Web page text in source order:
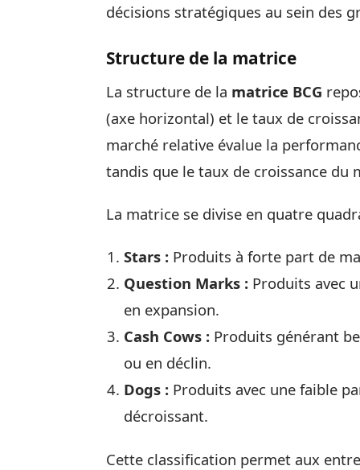
décisions stratégiques au sein des
Structure de la matrice
La structure de la matrice BCG
(axe horizontal) et le taux de
marché relative évalue la
tandis que le taux de croissance du
La matrice se divise en quatre
Stars : Produits à forte part de
Question Marks : Produits avec
en expansion.
Cash Cows : Produits générant
ou en déclin.
Dogs : Produits avec une faible
décroissant.
Cette classification permet aux